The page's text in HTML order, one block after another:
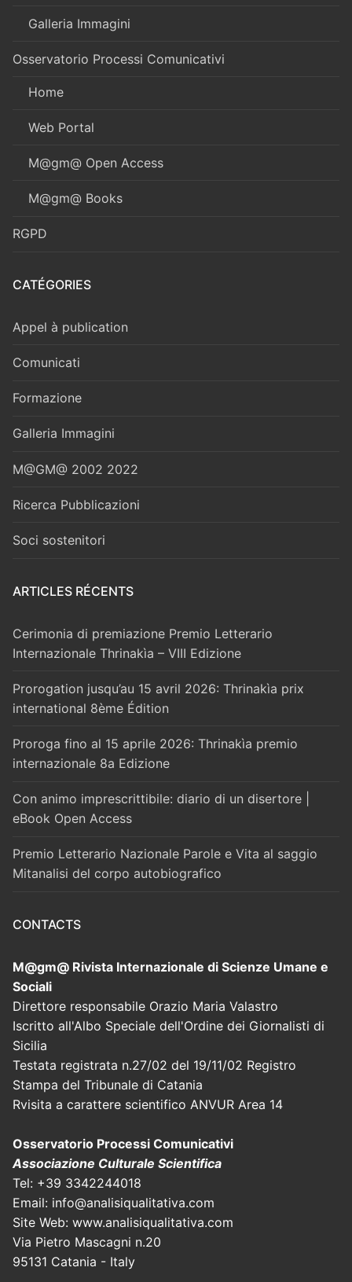
Galleria Immagini
Osservatorio Processi Comunicativi
Home
Web Portal
M@gm@ Open Access
M@gm@ Books
RGPD
CATÉGORIES
Appel à publication
Comunicati
Formazione
Galleria Immagini
M@GM@ 2002 2022
Ricerca Pubblicazioni
Soci sostenitori
ARTICLES RÉCENTS
Cerimonia di premiazione Premio Letterario
Internazionale Thrinakìa – VIII Edizione
Prorogation jusqu’au 15 avril 2026: Thrinakìa prix
international 8ème Édition
Proroga fino al 15 aprile 2026: Thrinakìa premio
internazionale 8a Edizione
Con animo imprescrittibile: diario di un disertore |
eBook Open Access
Premio Letterario Nazionale Parole e Vita al saggio
Mitanalisi del corpo autobiografico
CONTACTS
M@gm@ Rivista Internazionale di Scienze Umane e
Sociali
Direttore responsabile Orazio Maria Valastro
Iscritto all'Albo Speciale dell'Ordine dei Giornalisti di
Sicilia
Testata registrata n.27/02 del 19/11/02 Registro
Stampa del Tribunale di Catania
Rvisita a carattere scientifico ANVUR Area 14
Osservatorio Processi Comunicativi
Associazione Culturale Scientifica
Tel: +39 3342244018
Email: info@analisiqualitativa.com
Site Web: www.analisiqualitativa.com
Via Pietro Mascagni n.20
95131 Catania - Italy